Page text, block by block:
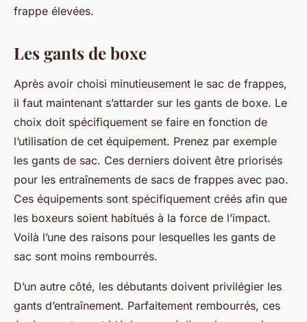
frappe élevées.
Les gants de boxe
Après avoir choisi minutieusement le sac de frappes,
il faut maintenant s’attarder sur les gants de boxe. Le
choix doit spécifiquement se faire en fonction de
l’utilisation de cet équipement. Prenez par exemple
les gants de sac. Ces derniers doivent être priorisés
pour les entraînements de sacs de frappes avec pao.
Ces équipements sont spécifiquement créés afin que
les boxeurs soient habitués à la force de l’impact.
Voilà l’une des raisons pour lesquelles les gants de
sac sont moins rembourrés.
D’un autre côté, les débutants doivent privilégier les
gants d’entraînement. Parfaitement rembourrés, ces